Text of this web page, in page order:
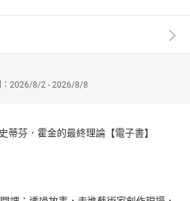
：2026/8/2 - 2026/8/8
蒂芬．霍金的最終理論【電子書】